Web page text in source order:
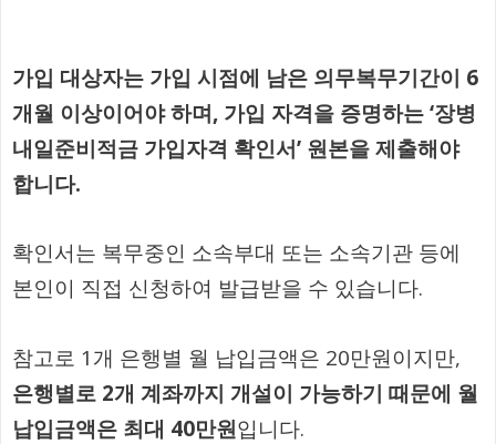
가입 대상자는 가입 시점에 남은 의무복무기간이 6
개월 이상이어야 하며, 가입 자격을 증명하는 ‘장병
내일준비적금 가입자격 확인서’ 원본을 제출해야
합니다.
확인서는 복무중인 소속부대 또는 소속기관 등에
본인이 직접 신청하여 발급받을 수 있습니다.
참고로 1개 은행별 월 납입금액은 20만원이지만,
은행별로 2개 계좌까지 개설이 가능하기 때문에 월
납입금액은 최대 40만원입니다.